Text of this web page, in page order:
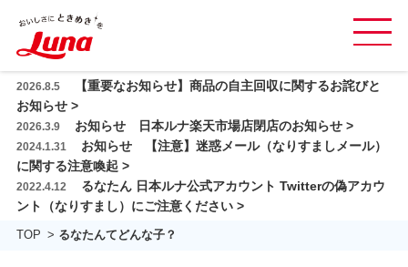
グ
ロ
ー
ビ
商品紹介
レシピ
日本ルナの乳酸菌
おいしさと品質
2026.8.5
【重要なお知らせ】商品の自主回収に関するお詫びと
お知らせ >
2026.3.9 お知らせ 日本ルナ楽天市場店閉店のお知らせ >
2024.1.31
お知らせ 【注意】迷惑メール（なりすましメール）
に関する注意喚起 >
2022.4.12
るなたん 日本ルナ公式アカウント Twitterの偽アカウ
ント（なりすまし）にご注意ください >
TOP るなたんてどんな子？